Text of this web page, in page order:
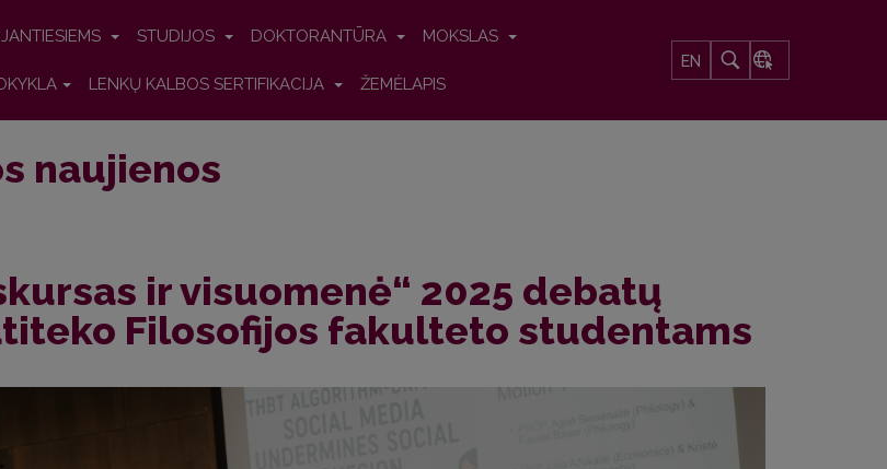
STUDIJOS DOKTORANTŪRA MOKSLAS
LENKŲ KALBOS SERTIFIKACIJA ŽEMĖLAPIS
EN
naujienos
ir visuomenė“ 2025 debatų
Filosofijos fakulteto studentams